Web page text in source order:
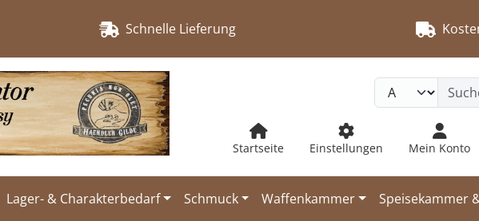
Schnelle Lieferung
Startseite Einstellungen Mein Konto
Lager- & Charakterbedarf Schmuck Waffenkammer Speisekammer